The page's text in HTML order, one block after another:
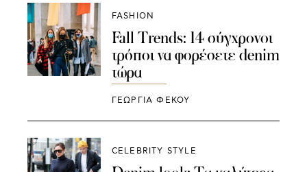
FASHION
Fall Trends: 14 σύγχρονοι
τρόποι να φορέσετε denim
τώρα
ΓΕΩΡΓΙΑ ΦΕΚΟΥ
CELEBRITY STYLE